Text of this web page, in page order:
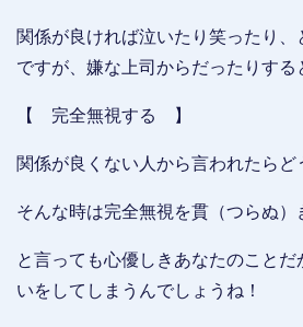
関係が良ければ泣いたり笑ったり、
ですが、嫌な上司からだったりする
【 完全無視する 】
関係が良くない人から言われたらど
そんな時は完全無視を貫（つらぬ）
と言っても心優しきあなたのこと
いをしてしまうんでしょうね！